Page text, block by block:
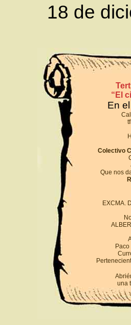
18 de
“El
En
Colectivo
Que nos
EXCMA.
una